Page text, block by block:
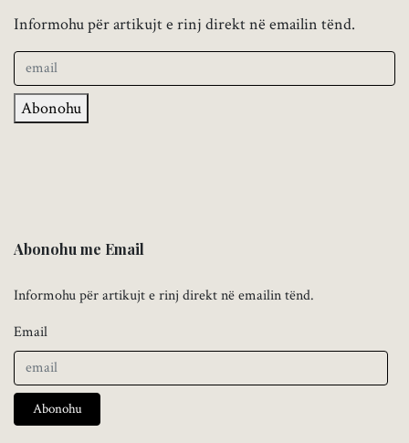
Informohu për artikujt e rinj direkt në emailin tënd.
Abonohu
Abonohu me Email
Informohu për artikujt e rinj direkt në emailin tënd.
Email
Abonohu